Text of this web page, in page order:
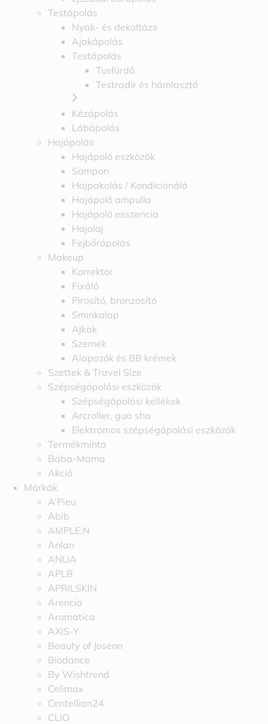
Testápolás
Nyak- és dekoltázs
Ajakápolás
Testápolás
Tusfürdő
Testradír és hámlasztó
Kézápolás
Lábápolás
Hajápolás
Hajápoló eszközök
Sampon
Hajpakolás / Kondícionáló
Hajápoló ampulla
Hajápoló esszencia
Hajolaj
Fejbőrápolás
Makeup
Korrektor
Fixáló
Pirosító, bronzosító
Sminkalap
Ajkak
Szemek
Alapozók és BB krémek
Szettek & Travel Size
Szépségápolási eszközök
Szépségápolási kellékek
Arcroller, gua sha
Elektromos szépségápolási eszközök
Termékminta
Baba-Mama
Akció
Márkák
A’Pieu
Abib
AMPLE:N
Anlan
ANUA
APLB
APRILSKIN
Arencia
Aromatica
AXIS-Y
Beauty of Joseon
Biodance
By Wishtrend
Celimax
Centellian24
CLIO